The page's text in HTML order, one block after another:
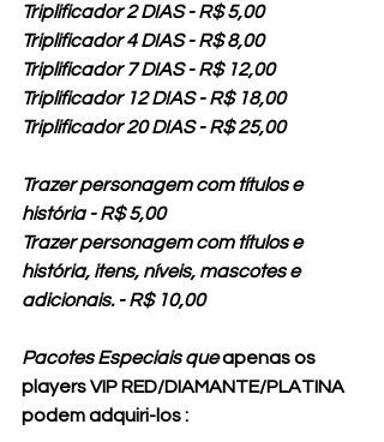
Triplificador 2 DIAS - R$ 5,00
Triplificador 4 DIAS - R$ 8,00
Triplificador 7 DIAS - R$ 12,00
Triplificador 12 DIAS - R$ 18,00
Triplificador 20 DIAS - R$ 25,00
Trazer personagem com títulos e
história - R$ 5,00
Trazer personagem com títulos e
história, itens, níveis, mascotes e
adicionais. - R$ 10,00
Pacotes Especiais que apenas os
players VIP RED/DIAMANTE/PLATINA
podem adquiri-los :